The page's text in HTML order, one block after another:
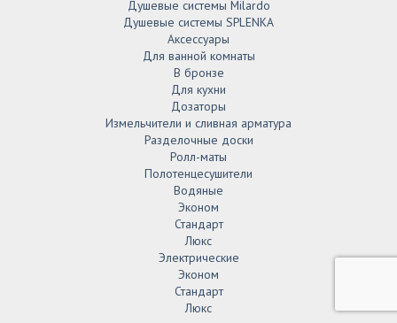
Душевые системы Milardo
Душевые системы SPLENKA
Аксессуары
Для ванной комнаты
В бронзе
Для кухни
Дозаторы
Измельчители и сливная арматура
Разделочные доски
Ролл-маты
Полотенцесушители
Водяные
Эконом
Стандарт
Люкс
Электрические
Эконом
Стандарт
Люкс